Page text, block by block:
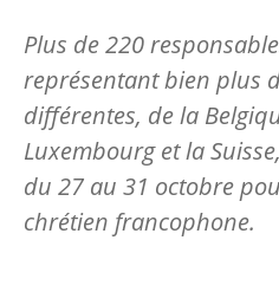
Plus de 220
représentant bien plus
différentes, de la
Luxembourg et la
du 27 au 31 octobre
chrétien francophone.